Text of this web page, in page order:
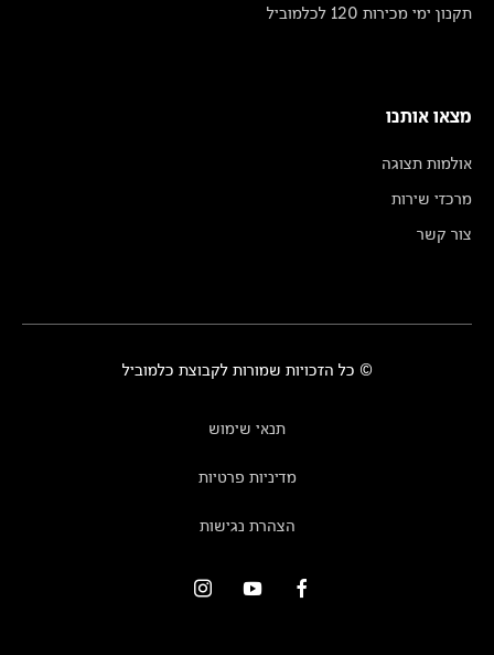
תקנון ימי מכירות 120 לכלמוביל
מצאו אותנו
אולמות תצוגה
מרכזי שירות
צור קשר
© כל הזכויות שמורות לקבוצת כלמוביל
תנאי שימוש
מדיניות פרטיות
הצהרת נגישות